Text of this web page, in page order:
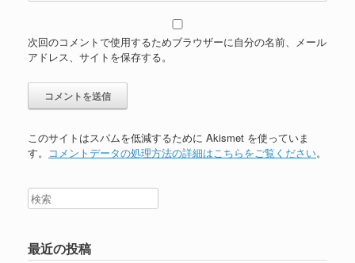
次回のコメントで使用するためブラウザーに自分の名前、メール
アドレス、サイトを保存する。
このサイトはスパムを低減するために Akismet を使っていま
す。 コメントデータの処理方法の詳細はこちらをご覧ください。
最近の投稿